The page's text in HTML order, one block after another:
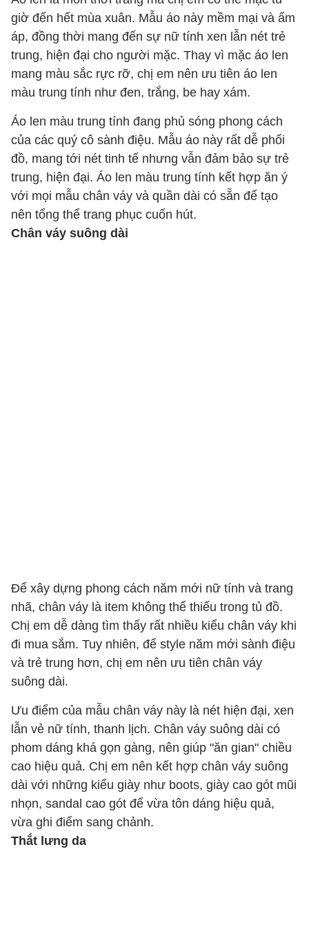
giờ đến hết mùa xuân. Mẫu áo này mềm mại và ấm
áp, đồng thời mang đến sự nữ tính xen lẫn nét trẻ
trung, hiện đại cho người mặc. Thay vì mặc áo len
mang màu sắc rực rỡ, chị em nên ưu tiên áo len
màu trung tính như đen, trắng, be hay xám.
Áo len màu trung tính đang phủ sóng phong cách
của các quý cô sành điệu. Mẫu áo này rất dễ phối
đồ, mang tới nét tinh tế nhưng vẫn đảm bảo sự trẻ
trung, hiện đại. Áo len màu trung tính kết hợp ăn ý
với mọi mẫu chân váy và quần dài có sẵn để tạo
nên tổng thể trang phục cuốn hút.
Chân váy suông dài
Để xây dựng phong cách năm mới nữ tính và trang
nhã, chân váy là item không thể thiếu trong tủ đồ.
Chị em dễ dàng tìm thấy rất nhiều kiểu chân váy khi
đi mua sắm. Tuy nhiên, để style năm mới sành điệu
và trẻ trung hơn, chị em nên ưu tiên chân váy
suông dài.
Ưu điểm của mẫu chân váy này là nét hiện đại, xen
lẫn vẻ nữ tính, thanh lịch. Chân váy suông dài có
phom dáng khá gọn gàng, nên giúp "ăn gian" chiều
cao hiệu quả. Chị em nên kết hợp chân váy suông
dài với những kiểu giày như boots, giày cao gót mũi
nhọn, sandal cao gót để vừa tôn dáng hiệu quả,
vừa ghi điểm sang chảnh.
Thắt lưng da